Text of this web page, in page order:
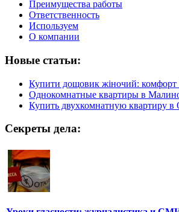
Преимущества работы
Ответственность
Используем
О компании
Новые статьи:
Купити дощовик жіночий: комфорт
Однокомнатные квартиры в
Купить двухкомнатную квартиру в
Секреты дела: